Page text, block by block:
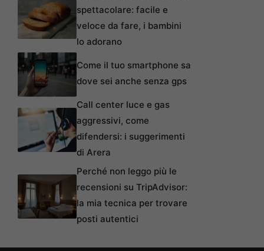
spettacolare: facile e
veloce da fare, i bambini
lo adorano
Come il tuo smartphone sa
dove sei anche senza gps
Call center luce e gas
aggressivi, come
difendersi: i suggerimenti
di Arera
Perché non leggo più le
recensioni su TripAdvisor:
la mia tecnica per trovare
posti autentici